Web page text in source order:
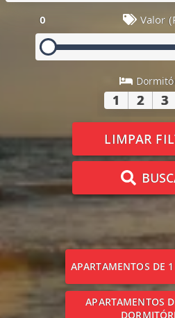
0 Valor
1 2 3
LIMPAR
APARTAMENTOS DE
APARTAMENTOS